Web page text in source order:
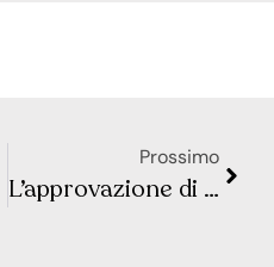
Prossimo
L’approvazione di un ETF spot di Bitcoin è vicina?